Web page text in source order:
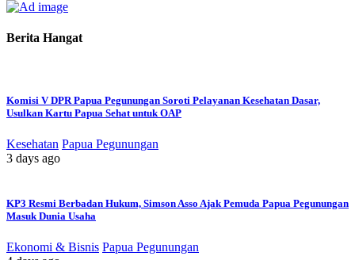
Berita Hangat
Komisi V DPR Papua Pegunungan Soroti Pelayanan Kesehatan Dasar,
Usulkan Kartu Papua Sehat untuk OAP
Kesehatan Papua Pegunungan
3 days ago
KP3 Resmi Berbadan Hukum, Simson Asso Ajak Pemuda Papua Pegunungan
Masuk Dunia Usaha
Ekonomi & Bisnis Papua Pegunungan